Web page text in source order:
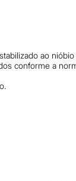
ao nióbio
conforme a